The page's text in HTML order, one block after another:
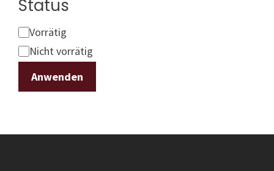
Status
Status
Vorrätig
Nicht vorrätig
Anwenden